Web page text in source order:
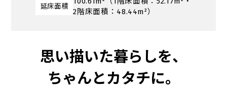
延床面積
2階床面積：48.44m²）
思い描いた暮らしを、
ちゃんとカタチに。